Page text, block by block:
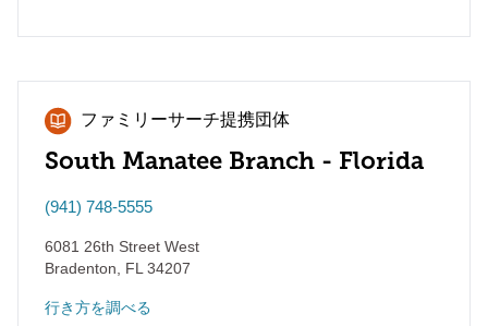
ファミリーサーチ提携団体
South Manatee Branch - Florida
(941) 748-5555
6081 26th Street West
Bradenton
FL 34207
行き方を調べる